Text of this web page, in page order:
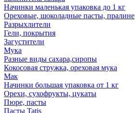
Начинки маленькая упаковка до 1 кг
Ореховые, шоколадные пасты, пралине
Разрыхлители
Гели, покрытия
Загустители
Мука
Разные виды сахара,сиропы
Кокосовая стружка, ореховая мука
Мак
Начинки большая упаковка от 1 кг
Орехи, сухофрукты, цукаты
Пюре, пасты
Пасты Tatis